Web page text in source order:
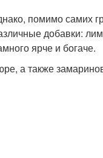
помимо самих
добавки:
ярче и богаче.
а также